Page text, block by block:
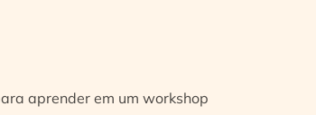
aprender em um workshop